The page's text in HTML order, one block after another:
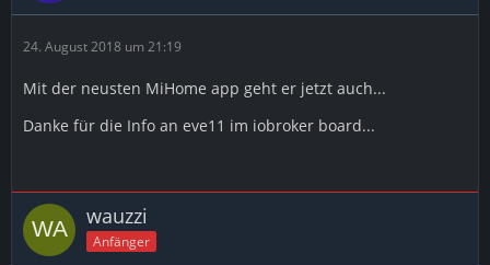
24. August 2018 um 21:19
Mit der neusten MiHome app geht er jetzt auch...
Danke für die Info an eve11 im iobroker board...
wauzzi
Anfänger